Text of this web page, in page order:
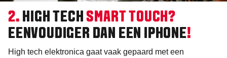
2. HIGH TECHSMART TOUCH?
EENVOUDIGER DAN EEN IPHONE!
High tech elektronica gaat vaak gepaard met een